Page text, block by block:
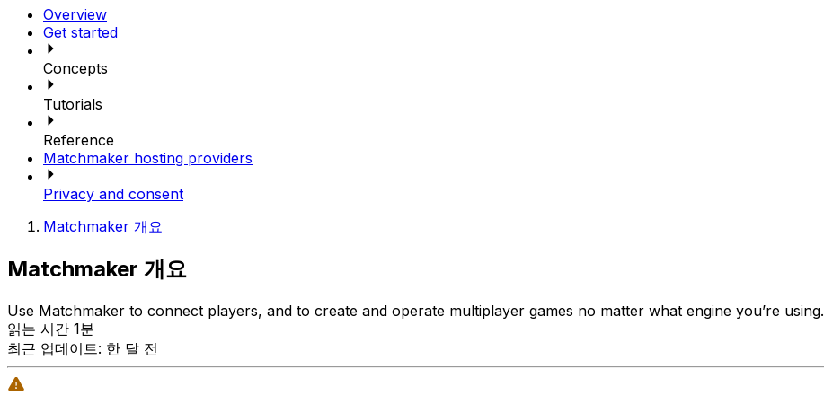
Overview
Get started
Concepts
Tutorials
Reference
Matchmaker hosting providers
Privacy and consent
Matchmaker 개요
Matchmaker 개요
Use Matchmaker to connect players, and to create and operate multiplayer games no matter what engine you’re using.
읽는 시간 1분
최근 업데이트: 한 달 전